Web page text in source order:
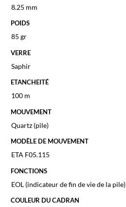
8.25 mm
POIDS
85 gr
VERRE
Saphir
ETANCHEITÉ
100 m
MOUVEMENT
Quartz (pile)
MODÈLE DE MOUVEMENT
ETA F05.115
FONCTIONS
EOL (indicateur de fin de vie de la pile)
COULEUR DU CADRAN